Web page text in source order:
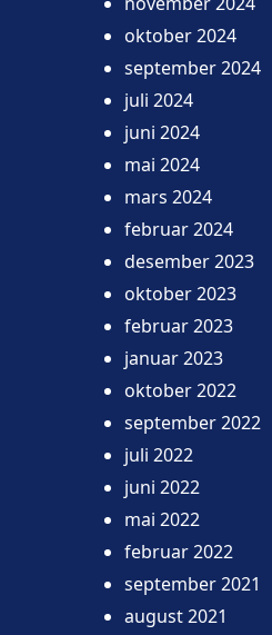
oktober 2024
september 2024
juli 2024
juni 2024
mai 2024
mars 2024
februar 2024
desember 2023
oktober 2023
februar 2023
januar 2023
oktober 2022
september 2022
juli 2022
juni 2022
mai 2022
februar 2022
september 2021
august 2021